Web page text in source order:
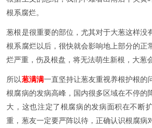
根系腐烂。
葱根是很重要的部位，尤其对于大葱这样没
根系腐烂以后，很快就会影响地上部分的正
烂严重，伤及根盘，将无法萌生新根，大葱
所以葱满满一直坚持让葱友重视养根护根的
根腐病的发病高峰，国内很多区域在不停的
大，这也注定了根腐病的发病面积在不断
重，葱友一定要严阵以待，正确认识根腐病